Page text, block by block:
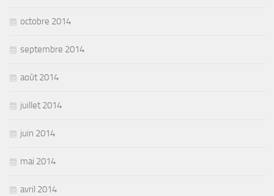
octobre 2014
septembre 2014
août 2014
juillet 2014
juin 2014
mai 2014
avril 2014